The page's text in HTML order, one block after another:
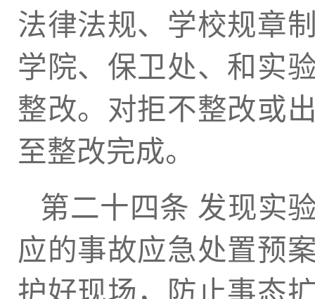
法律法规、学校规章
学院、保卫处、和实
整改。对拒不整改或
至整改完成。
第二十四条 发现实
应的事故应急处置预